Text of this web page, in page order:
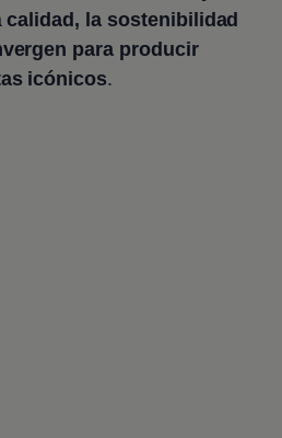
calidad, la sostenibilidad
para producir
icónicos.